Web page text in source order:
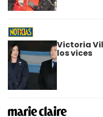
Victoria
los vices